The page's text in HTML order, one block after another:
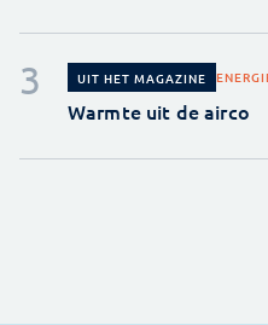
UIT HET MAGAZINE
Warmte uit de airco